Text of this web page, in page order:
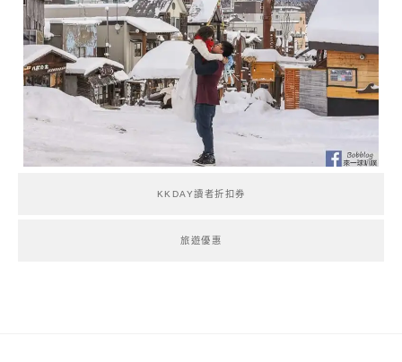
KKDAY讀者折扣券
旅遊優惠